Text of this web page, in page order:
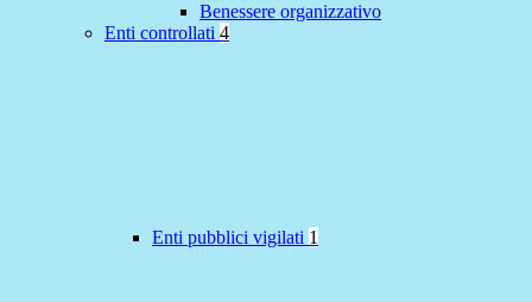
Benessere organizzativo
Enti controllati 4
Enti pubblici vigilati 1